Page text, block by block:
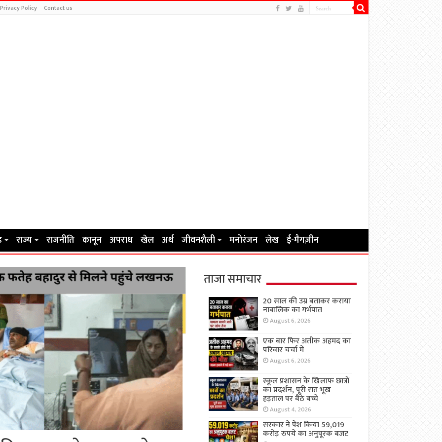
Privacy Policy Contact us
राज्य राजनीति कानून अपराध खेल अर्थ जीवनशैली मनोरंजन लेख ई-मैगज़ीन
ताजा समाचार
20 साल की उम्र बताकर कराया
नाबालिक का गर्भपात
August 6, 2026
एक बार फिर अतीक अहमद का
परिवार चर्चा में
August 6, 2026
स्कूल प्रशासन के खिलाफ छात्रों
का प्रदर्शन, पूरी रात भूख
हड़ताल पर बैठे बच्चे
August 4, 2026
सरकार ने पेश किया 59,019
करोड़ रुपये का अनुपूरक बजट